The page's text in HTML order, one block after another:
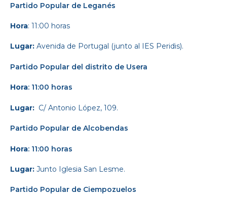
Partido Popular de Leganés
Hora: 11:00 horas
Lugar: Avenida de Portugal (junto al IES Peridis).
Partido Popular del distrito de Usera
Hora: 11:00 horas
Lugar: C/ Antonio López, 109.
Partido Popular de Alcobendas
Hora: 11:00 horas
Lugar: Junto Iglesia San Lesme.
Partido Popular de Ciempozuelos